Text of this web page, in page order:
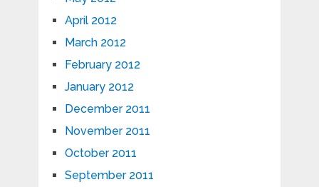
April 2012
March 2012
February 2012
January 2012
December 2011
November 2011
October 2011
September 2011